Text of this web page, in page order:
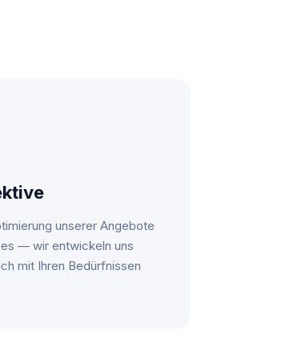
unserer Angebote
— wir entwickeln uns
mit Ihren Bedürfnissen